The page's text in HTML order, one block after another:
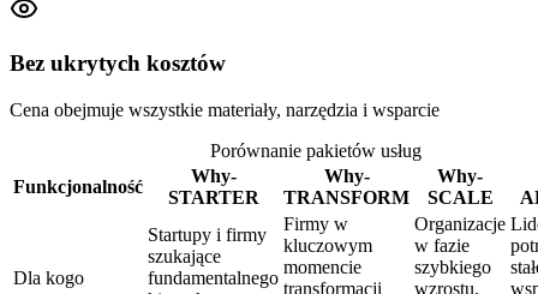
Bez ukrytych kosztów
Cena obejmuje wszystkie materiały, narzędzia i wsparcie
Porównanie pakietów usług
Funkcjonalność
Why-
STARTER
Why-
TRANSFORM
Why-
SCALE
Dla kogo
Startupy i firmy
szukające
fundamentalnego
Firmy w
kluczowym
momencie
transformacji
Organizacje
w fazie
szybkiego
wzrostu,